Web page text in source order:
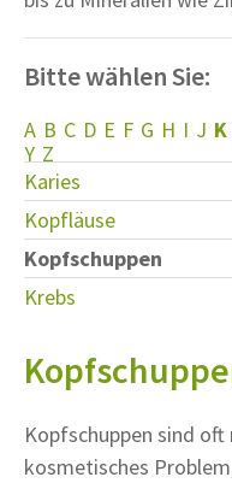
Bitte wählen Sie:
A B C D E F G H I J K
Y Z
Karies
Kopfläuse
Kopfschuppen
Krebs
Kopfschuppen sind oft
kosmetisches